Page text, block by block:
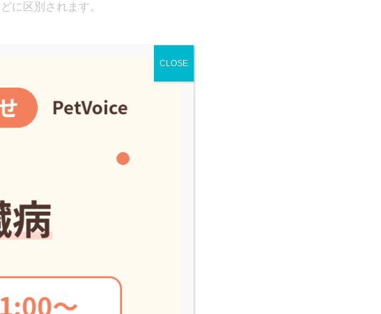
に区別されます。
るという特徴があります。便の
っぽくなる脂肪便が認められる
、嘔吐が認められ、重症化する
あり、命にかかわる場合があり
をしたくても便が出にくい、ま
」が起きる場合があります。体
CLOSE